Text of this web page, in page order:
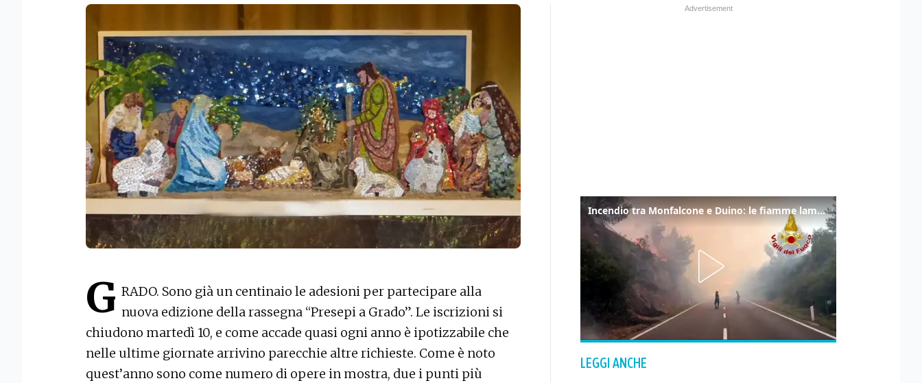
G RADO. Sono già un centinaio le adesioni per partecipare alla
nuova edizione della rassegna “Presepi a Grado”. Le iscrizioni si
chiudono martedì 10, e come accade quasi ogni anno è ipotizzabile che
nelle ultime giornate arrivino parecchie altre richieste. Come è noto
quest’anno sono come numero di opere in mostra, due i punti più
Incendio tra Monfalcone e Duino: le fiamme lambiscono la strada
LEGGI ANCHE